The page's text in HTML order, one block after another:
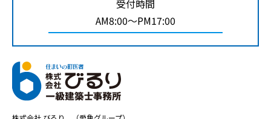
受付時間
AM8:00～PM17:00